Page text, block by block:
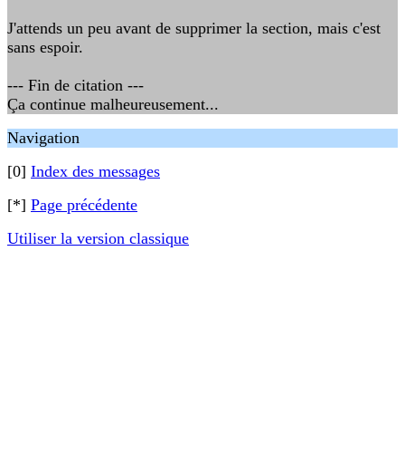
J'attends un peu avant de supprimer la section, mais c'est
sans espoir.
--- Fin de citation ---
Ça continue malheureusement...
Navigation
[0] Index des messages
[*] Page précédente
Utiliser la version classique